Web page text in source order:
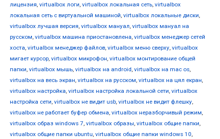
лицензия, virtualbox логи, virtualbox локальная сеть, virtualbox
локальная сеть с виртуальной машиной, virtualbox локальные диски,
virtualbox лучшая версия, virtualbox мануал, virtualbox мануал на
русском, virtualbox машина приостановлена, virtualbox менеджер сетей
хоста, virtualbox менеджер файлов, virtualbox меню сверху, virtualbox
мигает курсор, virtualbox микрофон, virtualbox монтирование общей
папки, virtualbox мышь, virtualbox на android, virtualbox на mac os,
virtualbox на весь экран, virtualbox на русском, virtualbox на цял екран,
virtualbox настройка, virtualbox настройка локальной сети, virtualbox
настройка сети, virtualbox не видит usb, virtualbox не видит флешку,
virtualbox не работает буфер обмена, virtualbox неразборчивый режим,
virtualbox образ windows 7, virtualbox образы, virtualbox общие папки,
virtualbox общие папки ubuntu, virtualbox общие папки windows 10,